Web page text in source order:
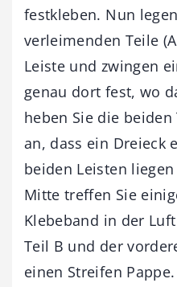
festkleben. Nun
verleimenden Teile
Leiste und zwingen
genau dort fest, wo
heben Sie die
an, dass ein Dreieck
beiden Leisten
Mitte treffen Sie
Klebeband in der
Teil B und der
einen Streifen